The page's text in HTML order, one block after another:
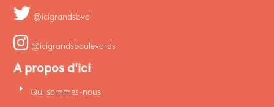
@icigrandsbvd
@icigrandsboulevards
A propos d'ici
arrow_right Qui sommes-nous